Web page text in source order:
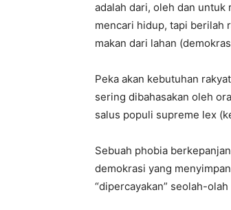
adalah dari, oleh dan untuk
mencari hidup, tapi berilah
makan dari lahan
Peka akan kebutuhan
sering dibahasakan oleh
salus populi supreme lex
Sebuah phobia
demokrasi yang
“dipercayakan” seolah-